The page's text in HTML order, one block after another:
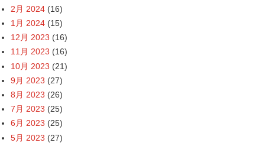
2月 2024 (16)
1月 2024 (15)
12月 2023 (16)
11月 2023 (16)
10月 2023 (21)
9月 2023 (27)
8月 2023 (26)
7月 2023 (25)
6月 2023 (25)
5月 2023 (27)